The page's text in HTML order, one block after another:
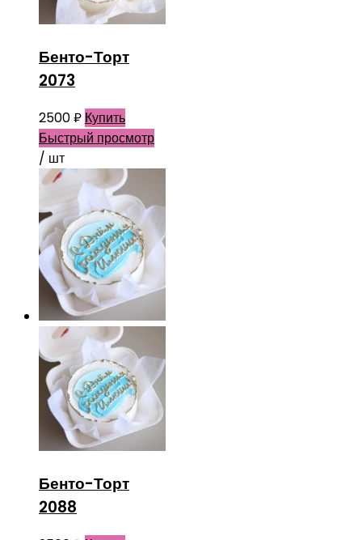
Бенто-Торт
2073
2500₽ Купить
Быстрый просмотр
/ шт
Бенто-Торт
2088